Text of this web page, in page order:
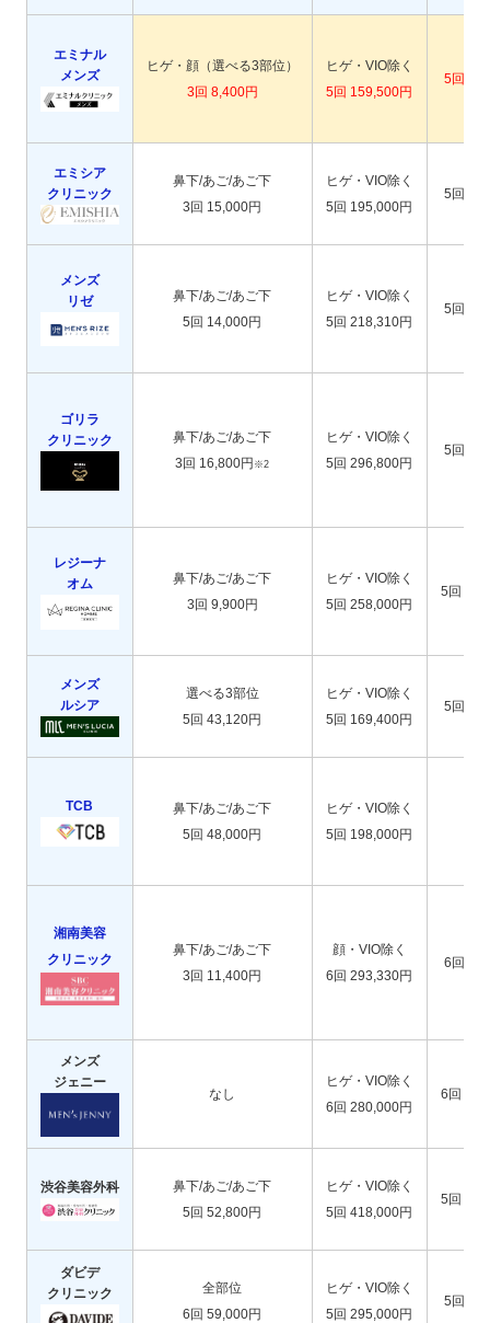
エミナル
メンズ
ヒゲ・顔（選べる3部位）
3回 8,400円
ヒゲ・VIO除く
5回 159,500円
5回
エミシア
クリニック
鼻下/あご/あご下
3回 15,000円
ヒゲ・VIO除く
5回 195,000円
5回
メンズ
リゼ
鼻下/あご/あご下
5回 14,000円
ヒゲ・VIO除く
5回 218,310円
5回
ゴリラ
クリニック
鼻下/あご/あご下
3回 16,800円 ※2
ヒゲ・VIO除く
5回 296,800円
5回
レジーナ
オム
鼻下/あご/あご下
3回 9,900円
ヒゲ・VIO除く
5回 258,000円
5回
メンズ
ルシア
選べる3部位
5回 43,120円
ヒゲ・VIO除く
5回 169,400円
5回
TCB
鼻下/あご/あご下
5回 48,000円
ヒゲ・VIO除く
5回 198,000円
湘南美容
クリニック
鼻下/あご/あご下
3回 11,400円
顔・VIO除く
6回 293,330円
6回
メンズ
ジェニー
なし
ヒゲ・VIO除く
6回 280,000円
6回
渋谷美容外科
鼻下/あご/あご下
5回 52,800円
ヒゲ・VIO除く
5回 418,000円
5回
ダビデ
クリニック
全部位
6回 59,000円
ヒゲ・VIO除く
5回 295,000円
5回